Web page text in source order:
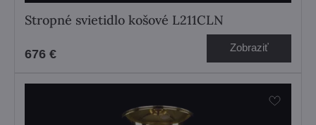
Stropné svietidlo košové L211CLN
676 € Zobraziť